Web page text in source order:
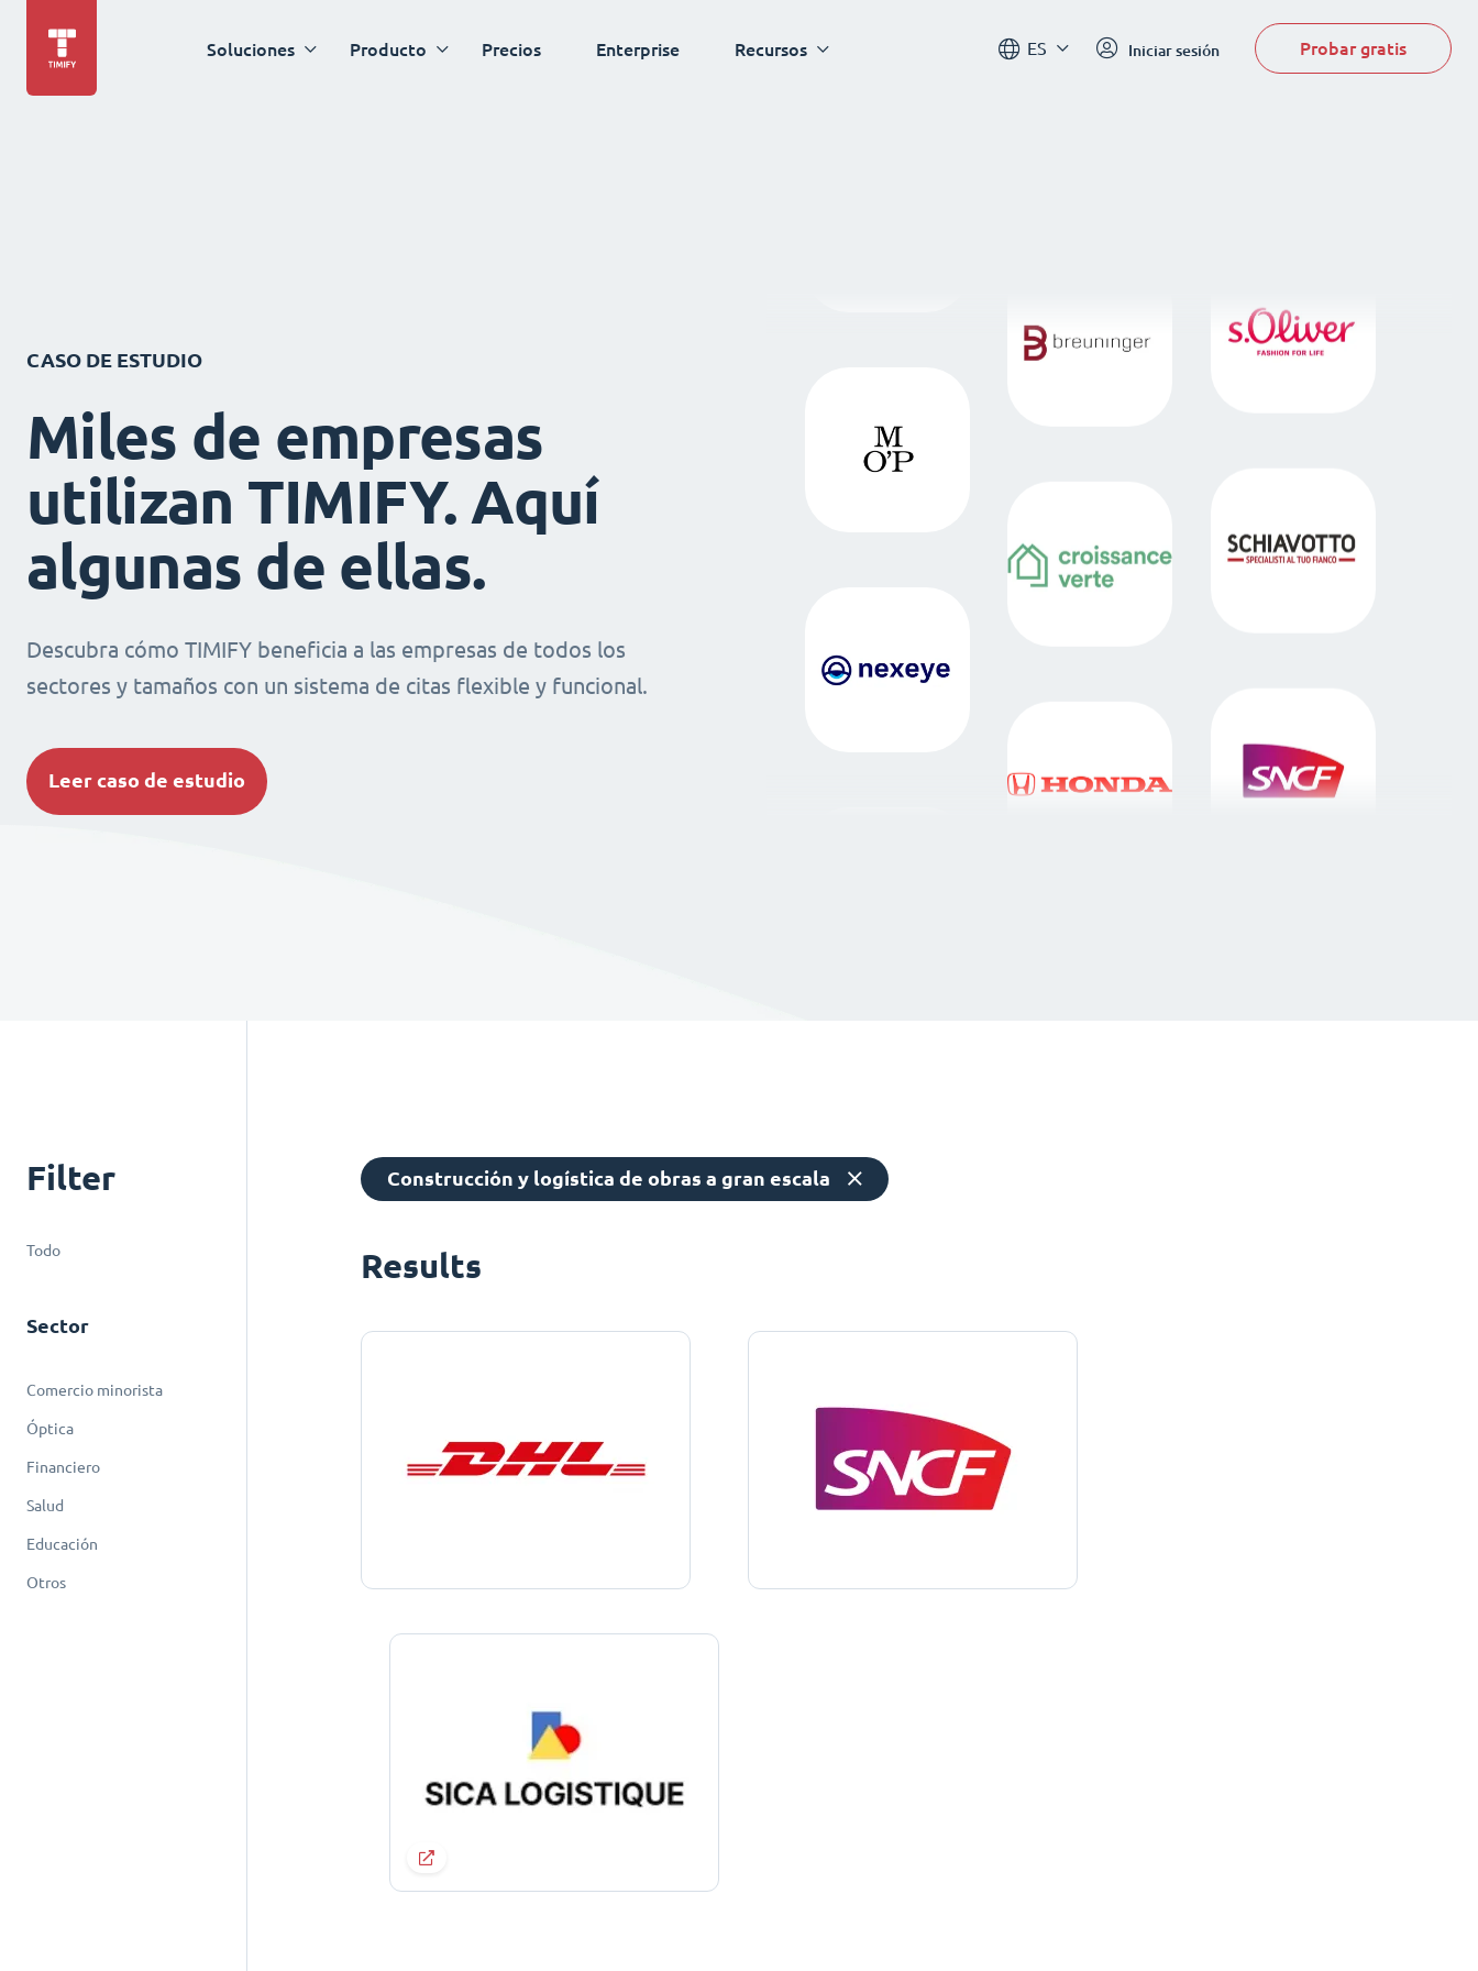
Soluciones Producto Precios Enterprise Recursos ES Iniciar sesión Probar gratis
CASO DE ESTUDIO
Miles de empresas
utilizan TIMIFY. Aquí
algunas de ellas.
Descubra cómo TIMIFY beneficia a las empresas de todos los
sectores y tamaños con un sistema de citas flexible y funcional.
Leer caso de estudio
Filter
Todo
Sector
Comercio minorista
Óptica
Financiero
Salud
Educación
Otros
Construcción y logística de obras a gran escala
Results